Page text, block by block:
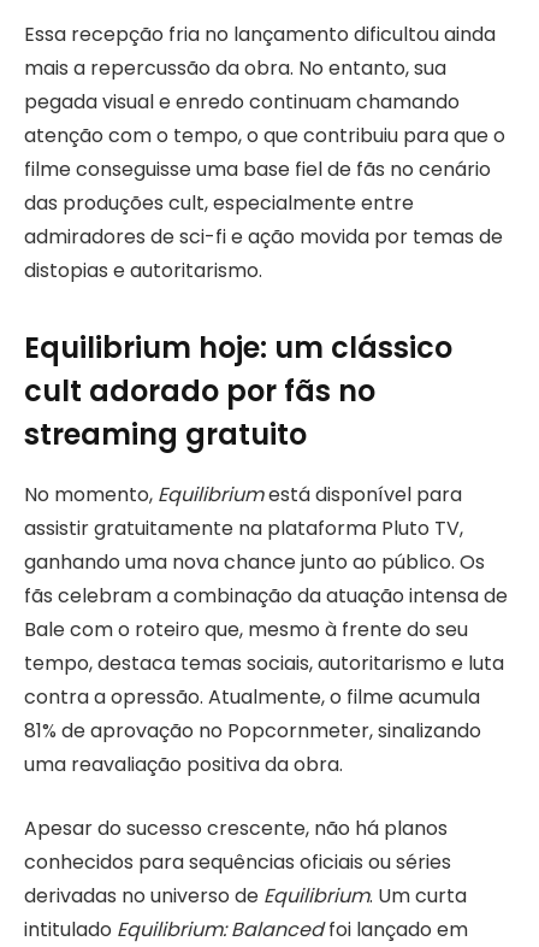
Essa recepção fria no lançamento dificultou ainda
mais a repercussão da obra. No entanto, sua
pegada visual e enredo continuam chamando
atenção com o tempo, o que contribuiu para que o
filme conseguisse uma base fiel de fãs no cenário
das produções cult, especialmente entre
admiradores de sci-fi e ação movida por temas de
distopias e autoritarismo.
Equilibrium hoje: um clássico
cult adorado por fãs no
streaming gratuito
No momento, Equilibriumestá disponível para
assistir gratuitamente na plataforma Pluto TV,
ganhando uma nova chance junto ao público. Os
fãs celebram a combinação da atuação intensa de
Bale com o roteiro que, mesmo à frente do seu
tempo, destaca temas sociais, autoritarismo e luta
contra a opressão. Atualmente, o filme acumula
81% de aprovação no Popcornmeter, sinalizando
uma reavaliação positiva da obra.
Apesar do sucesso crescente, não há planos
conhecidos para sequências oficiais ou séries
derivadas no universo de Equilibrium. Um curta
intitulado Equilibrium: Balancedfoi lançado em